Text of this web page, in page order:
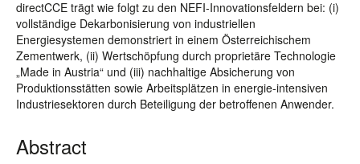
directCCE trägt wie folgt zu den NEFI-Innovationsfeldern bei: (i)
vollständige Dekarbonisierung von industriellen
Energiesystemen demonstriert in einem Österreichischem
Zementwerk, (ii) Wertschöpfung durch proprietäre Technologie
„Made in Austria“ und (iii) nachhaltige Absicherung von
Produktionsstätten sowie Arbeitsplätzen in energie-intensiven
Industriesektoren durch Beteiligung der betroffenen Anwender.
Abstract